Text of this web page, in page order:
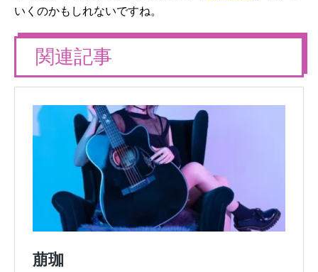
いくのかもしれないですね。
関連記事